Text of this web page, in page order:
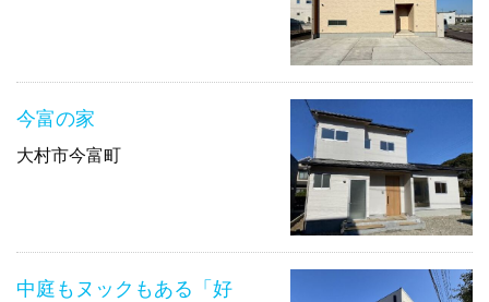
今富の家
大村市今富町
中庭もヌックもある「好